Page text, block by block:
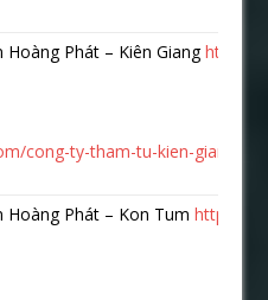
Phát – Kiên Gianghttps://
cong-ty-tham-tu-kien-giang-
Hoàng Phát – Kon Tumhttps://